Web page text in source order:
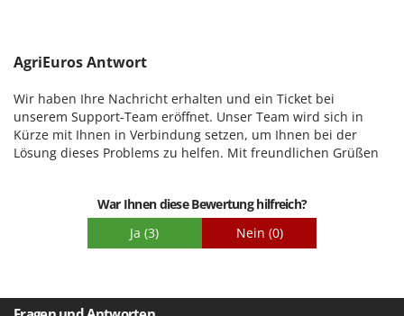
AgriEuros Antwort
Wir haben Ihre Nachricht erhalten und ein Ticket bei
unserem Support-Team eröffnet. Unser Team wird sich in
Kürze mit Ihnen in Verbindung setzen, um Ihnen bei der
Lösung dieses Problems zu helfen. Mit freundlichen Grüßen
War Ihnen diese Bewertung hilfreich?
Ja (3) Nein (0)